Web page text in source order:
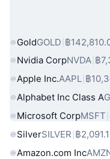
สินทรัพย์ในโล
GoldGOLD ฿
Nvidia CorpNVDA ฿
Apple Inc.AAPL ฿
Alphabet Inc Class A
Microsoft CorpMSFT
SilverSILVER ฿2,091.1
Amazon.com Inc